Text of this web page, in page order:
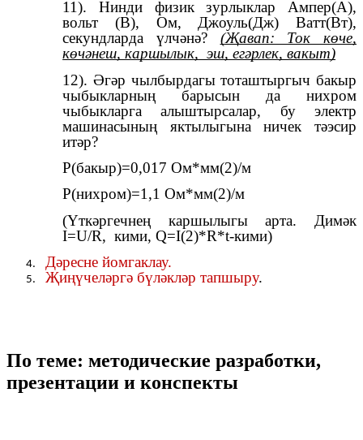
11). Нинди физик зурлыклар Ампер(А),
вольт (В), Ом, Джоуль(Дж) Ватт(Вт),
секундларда үлчәнә? (Җавап: Ток көче,
көчәнеш, каршылык, эш, егәрлек, вакыт)
12). Әгәр чылбырдагы тоташтыргыч бакыр
чыбыкларның барысын да нихром
чыбыкларга алыштырсалар, бу электр
машинасының яктылыгына ничек тәэсир
итәр?
Р(бакыр)=0,017 Ом*мм(2)/м
Р(нихром)=1,1 Ом*мм(2)/м
(Үткәргечнең каршылыгы арта. Димәк
I=U/R, кими, Q=I(2)*R*t-кими)
Дәресне йомгаклау.
Җиңүчеләргә бүләкләр тапшыру.
По теме: методические разработки,
презентации и конспекты